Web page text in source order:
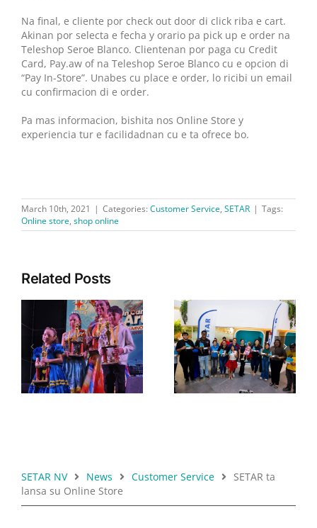
Na final, e cliente por check out door di click riba e cart.
Akinan por selecta e fecha y orario pa pick up e order na
Teleshop Seroe Blanco. Clientenan por paga cu Credit
Card, Pay.aw of na Teleshop Seroe Blanco cu e opcion di
“Pay In-Store”. Unabes cu place e order, lo ricibi un email
cu confirmacion di e order.
Pa mas informacion, bishita nos Online Store y
experiencia tur e facilidadnan cu e ta ofrece bo.
March 10th, 2021 | Categories: Customer Service, SETAR | Tags:
Online store, shop online
Related Posts
SETAR ta aporta na e
Festival un Canto pa
Aruba su Himno y
Bandera 2026
SETAR ta informa cu lo
tin trabounan di
migration na nos
Contact Center cu lo
afecta e servicio via
yamada.
SETAR NV News Customer Service
SETAR ta
lansa su Online Store